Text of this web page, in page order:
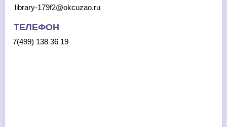
library-179f2@okcuzao.ru
ТЕЛЕФОН
7(499) 138 36 19